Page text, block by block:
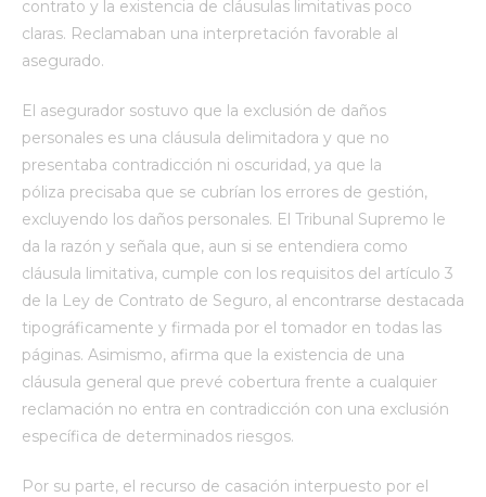
contrato y la existencia de cláusulas limitativas poco
claras. Reclamaban una interpretación favorable al
asegurado.
El asegurador sostuvo que la exclusión de daños
personales es una cláusula delimitadora y que no
presentaba contradicción ni oscuridad, ya que la
póliza precisaba que se cubrían los errores de gestión,
excluyendo los daños personales. El Tribunal Supremo le
da la razón y señala que, aun si se entendiera como
cláusula limitativa, cumple con los requisitos del artículo 3
de la Ley de Contrato de Seguro, al encontrarse destacada
tipográficamente y firmada por el tomador en todas las
páginas. Asimismo, afirma que la existencia de una
cláusula general que prevé cobertura frente a cualquier
reclamación no entra en contradicción con una exclusión
específica de determinados riesgos.
Por su parte, el recurso de casación interpuesto por el